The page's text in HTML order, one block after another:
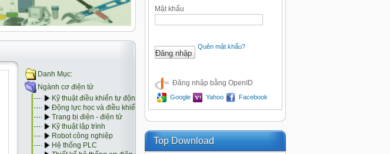
Mật khẩu
Quên mật khẩu?
Đăng nhập bằng OpenID
Google Yahoo Facebook
Top Download